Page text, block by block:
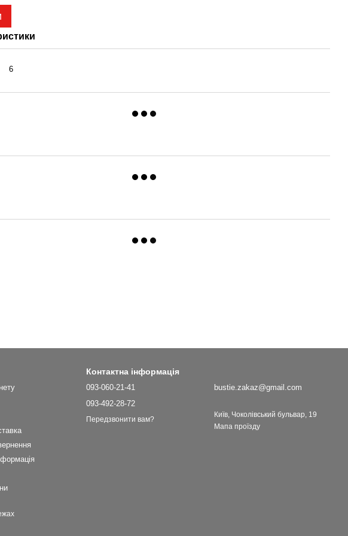
6
Контактна інформація
093-060-21-41
093-492-28-72
Передзвонити вам?
bustie.zakaz@gmail.com
Київ, Чоколівський бульвар, 19
Мапа проїзду